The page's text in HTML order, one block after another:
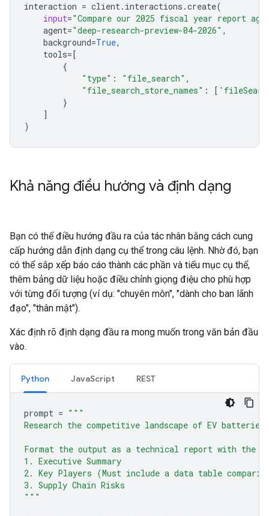
interaction = client. interactions .create(
input="Compare our 2025 fiscal year report
agent="deep-research-preview-04-2026" ,
background=True,
tools=[
{
"type" : "file_search" ,
"file_search_store_names" : [
}
]
)
Khả năng điều hướng và định dạng
Bạn có thể điều hướng đầu ra của tác nhân bằng cách cung
cấp hướng dẫn định dạng cụ thể trong câu lệnh. Nhờ đó, bạn
có thể sắp xếp báo cáo thành các phần và tiểu mục cụ thể,
thêm bảng dữ liệu hoặc điều chỉnh giọng điệu cho phù hợp
với từng đối tượng (ví dụ: "chuyên môn", "dành cho ban lãnh
đạo", "thân mật").
Xác định rõ định dạng đầu ra mong muốn trong văn bản đầu
vào.
Python JavaScript REST
prompt = """
Research the competitive landscape of EV batteries.
Format the output as a technical report with the
1. Executive Summary
2. Key Players (Must include a data table
3. Supply Chain Risks
"""